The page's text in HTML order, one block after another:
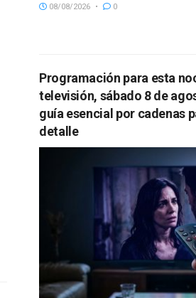
08/08/2026 0
Programación para esta
televisión, sábado 8 de
guía esencial por cadenas
detalle